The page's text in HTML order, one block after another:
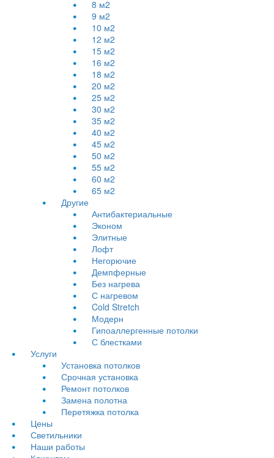
8 м2
9 м2
10 м2
12 м2
15 м2
16 м2
18 м2
20 м2
25 м2
30 м2
35 м2
40 м2
45 м2
50 м2
55 м2
60 м2
65 м2
Другие
Антибактериальные
Эконом
Элитные
Лофт
Негорючие
Демпферные
Без нагрева
С нагревом
Cold Stretch
Модерн
Гипоаллергенные потолки
С блестками
Услуги
Установка потолков
Срочная установка
Ремонт потолков
Замена полотна
Перетяжка потолка
Цены
Светильники
Наши работы